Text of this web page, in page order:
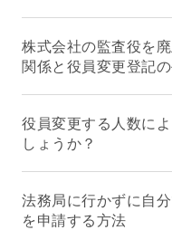
株式会社の監査役を
関係と役員変更登記
役員変更する人数に
しょうか？
法務局に行かずに自
を申請する方法